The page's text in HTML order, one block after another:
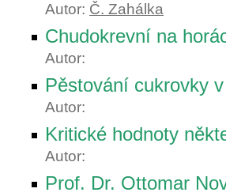
Autor: Č. Zahálka
Chudokrevní na
Autor:
Pěstování cukrovky
Autor:
Kritické hodnoty
Autor:
Prof. Dr. Ottomar